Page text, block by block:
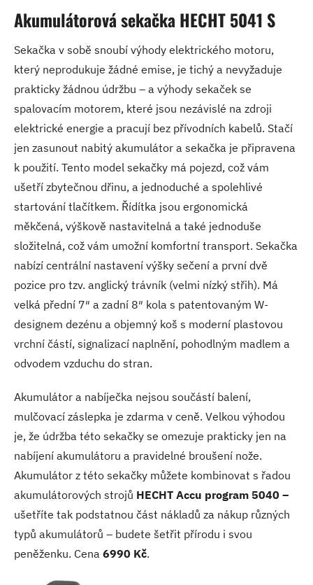
Akumulátorová sekačka HECHT 5041 S
Sekačka v sobě snoubí výhody elektrického motoru,
který neprodukuje žádné emise, je tichý a nevyžaduje
prakticky žádnou údržbu – a výhody sekaček se
spalovacím motorem, které jsou nezávislé na zdroji
elektrické energie a pracují bez přívodních kabelů. Stačí
jen zasunout nabitý akumulátor a sekačka je připravena
k použití. Tento model sekačky má pojezd, což vám
ušetří zbytečnou dřinu, a jednoduché a spolehlivé
startování tlačítkem. Řídítka jsou ergonomická
měkčená, výškově nastavitelná a také jednoduše
složitelná, což vám umožní komfortní transport. Sekačka
nabízí centrální nastavení výšky sečení a první dvě
pozice pro tzv. anglický trávník (velmi nízký střih). Má
velká přední 7″ a zadní 8″ kola s patentovaným W-
designem dezénu a objemný koš s moderní plastovou
vrchní částí, signalizací naplnění, pohodlným madlem a
odvodem vzduchu do stran.
Akumulátor a nabíječka nejsou součástí balení,
mulčovací záslepka je zdarma v ceně. Velkou výhodou
je, že údržba této sekačky se omezuje prakticky jen na
nabíjení akumulátoru a pravidelné broušení nože.
Akumulátor z této sekačky můžete kombinovat s řadou
akumulátorových strojů HECHT Accu program 5040 –
ušetříte tak podstatnou část nákladů za nákup různých
typů akumulátorů – budete šetřit přírodu i svou
peněženku. Cena 6990 Kč.